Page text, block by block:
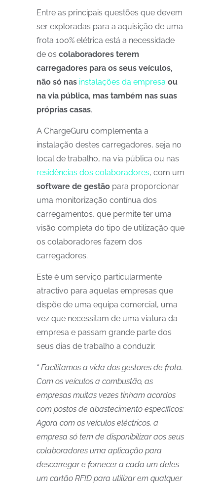
Entre as principais questões que devem
ser exploradas para a aquisição de uma
frota 100% elétrica está a necessidade
de os colaboradores terem
carregadores para os seus veículos,
não só nas instalações da empresa ou
na via pública, mas também nas suas
próprias casas.
A ChargeGuru complementa a
instalação destes carregadores, seja no
local de trabalho, na via pública ou nas
residências dos colaboradores, com um
software de gestão para proporcionar
uma monitorização contínua dos
carregamentos, que permite ter uma
visão completa do tipo de utilização que
os colaboradores fazem dos
carregadores.
Este é um serviço particularmente
atractivo para aquelas empresas que
dispõe de uma equipa comercial, uma
vez que necessitam de uma viatura da
empresa e passam grande parte dos
seus dias de trabalho a conduzir.
“ Facilitamos a vida dos gestores de frota.
Com os veículos a combustão, as
empresas muitas vezes tinham acordos
com postos de abastecimento específicos;
Agora com os veículos eléctricos, a
empresa só tem de disponibilizar aos seus
colaboradores uma aplicação para
descarregar e fornecer a cada um deles
um cartão RFID para utilizar em qualquer